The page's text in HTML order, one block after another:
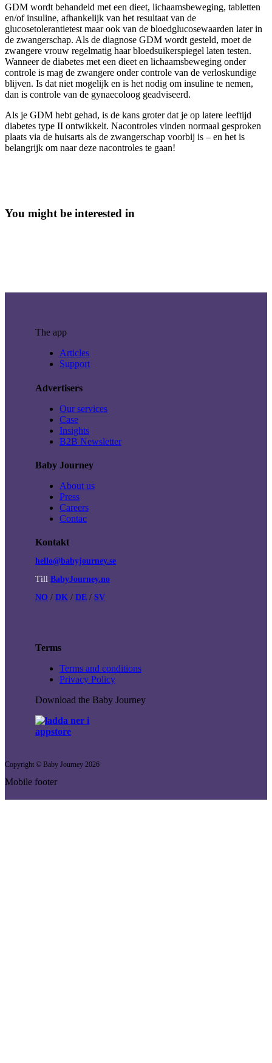
GDM wordt behandeld met een dieet, lichaamsbeweging, tabletten
en/of insuline, afhankelijk van het resultaat van de
glucosetolerantietest maar ook van de bloedglucosewaarden later in
de zwangerschap. Als de diagnose GDM wordt gesteld, moet de
zwangere vrouw regelmatig haar bloedsuikerspiegel laten testen.
Wanneer de diabetes met een dieet en lichaamsbeweging onder
controle is mag de zwangere onder controle van de verloskundige
blijven. Is dat niet mogelijk en is het nodig om insuline te nemen,
dan is controle van de gynaecoloog geadviseerd.
Als je GDM hebt gehad, is de kans groter dat je op latere leeftijd
diabetes type II ontwikkelt. Nacontroles vinden normaal gesproken
plaats via de huisarts als de zwangerschap voorbij is – en het is
belangrijk om naar deze nacontroles te gaan!
You might be interested in
The app
Articles
Support
Advertisers
Our services
Case
Insights
B2B Newsletter
Baby Journey
About us
Press
Careers
Contac
Kontakt
hello@babyjourney.se
Till BabyJourney.no
NO / DK / DE / SV
Terms
Terms and conditions
Privacy Policy
Download the Baby Journey
Copyright © Baby Journey 2026
Mobile footer